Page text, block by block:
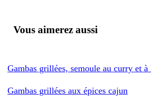
Vous aimerez aussi
Gambas grillées, semoule au curry et
Gambas grillées aux épices cajun